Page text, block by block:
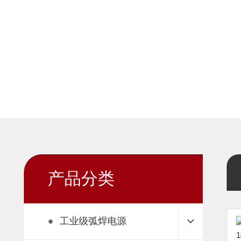
产品分类
● 工业级弧焊电源